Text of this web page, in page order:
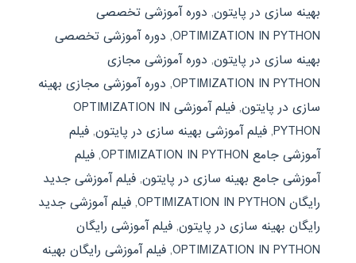
بهینه سازی در پایتون, دوره آموزشی تخصصی
OPTIMIZATION IN PYTHON
, دوره آموزشی تخصصی
بهینه سازی در پایتون, دوره آموزشی مجازی
OPTIMIZATION IN PYTHON
, دوره آموزشی مجازی بهینه
سازی در پایتون,
فیلم آموزشی OPTIMIZATION IN
PYTHON
, فیلم آموزشی بهینه سازی در پایتون, فیلم
آموزشی جامع OPTIMIZATION IN PYTHON
, فیلم
آموزشی جامع بهینه سازی در پایتون, فیلم آموزشی جدید
رایگان OPTIMIZATION IN PYTHON
, فیلم آموزشی جدید
رایگان بهینه سازی در پایتون, فیلم آموزشی رایگان
OPTIMIZATION IN PYTHON
, فیلم آموزشی رایگان بهینه